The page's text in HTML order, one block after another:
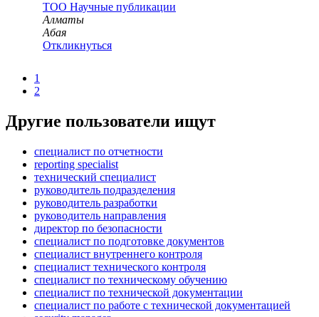
ТОО Научные публикации
Алматы
Абая
Откликнуться
1
2
Другие пользователи ищут
специалист по отчетности
reporting specialist
технический специалист
руководитель подразделения
руководитель разработки
руководитель направления
директор по безопасности
специалист по подготовке документов
специалист внутреннего контроля
специалист технического контроля
специалист по техническому обучению
специалист по технической документации
специалист по работе с технической документацией